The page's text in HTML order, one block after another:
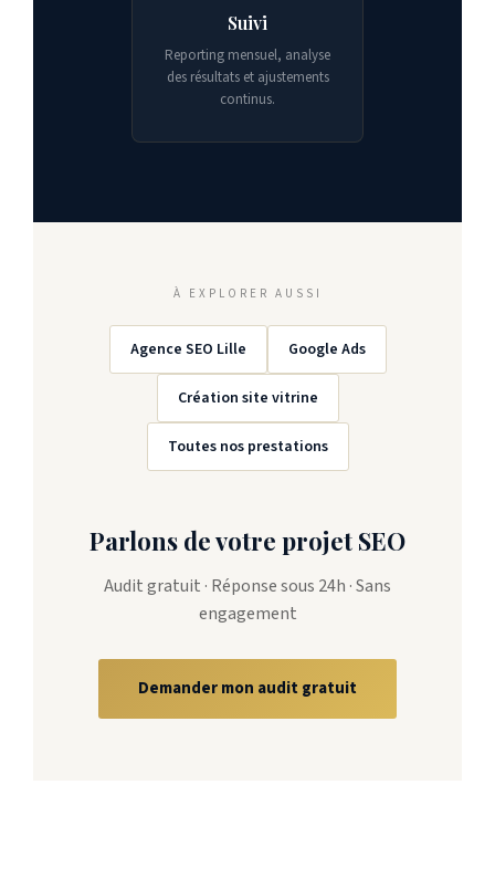
Suivi
Reporting mensuel, analyse
des résultats et ajustements
continus.
À EXPLORER AUSSI
Agence SEO Lille Google Ads
Création site vitrine
Toutes nos prestations
Parlons de votre projet SEO
Audit gratuit · Réponse sous 24h · Sans
engagement
Demander mon audit gratuit